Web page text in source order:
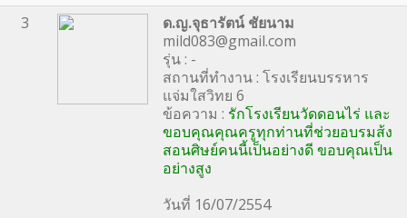
3
ด.ญ.จุธารัตน์ ชัยนาม
mild083@gmail.com
รุ่น : -
สถานที่ทำงาน : โรงเรียนบรรหาร
แจ่มใสวิทย 6
ข้อความ : รักโรงเรียนวัดดอนไร่ และ
ขอบคุณคุณครูทุกท่านที่ช่วยอบรมส้ง
สอนศิษย์คนนี้เป็นอย่างดี ขอบคุณเป็น
อย่างสูง
วันที่ 16/07/2554